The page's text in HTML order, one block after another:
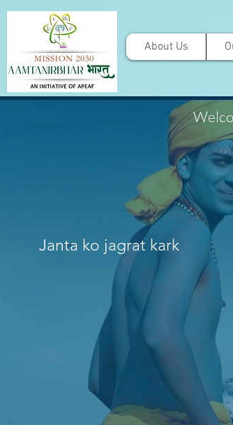
About Us
Janta ko jagrat kark